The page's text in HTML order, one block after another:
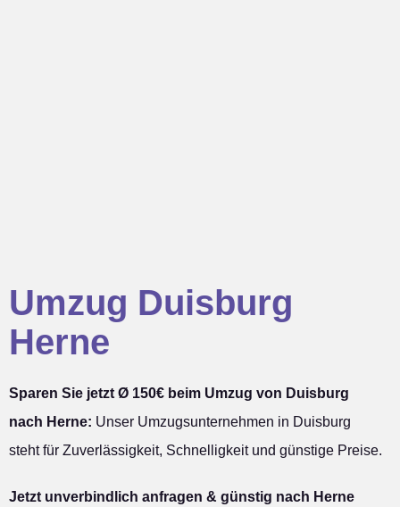
Umzug Duisburg
Herne
Sparen Sie jetzt Ø 150€ beim Umzug von Duisburg
nach Herne: Unser Umzugsunternehmen in Duisburg
steht für Zuverlässigkeit, Schnelligkeit und günstige Preise.
Jetzt unverbindlich anfragen & günstig nach Herne